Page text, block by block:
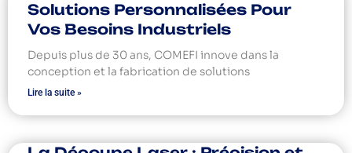
Solutions Personnalisées Pour
Vos Besoins Industriels
Depuis plus de 30 ans, COMEFI innove dans la
conception et la fabrication de solutions
Lire la suite »